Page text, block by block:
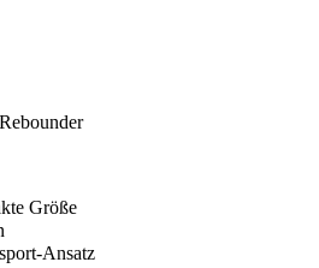
Größe
Ansatz